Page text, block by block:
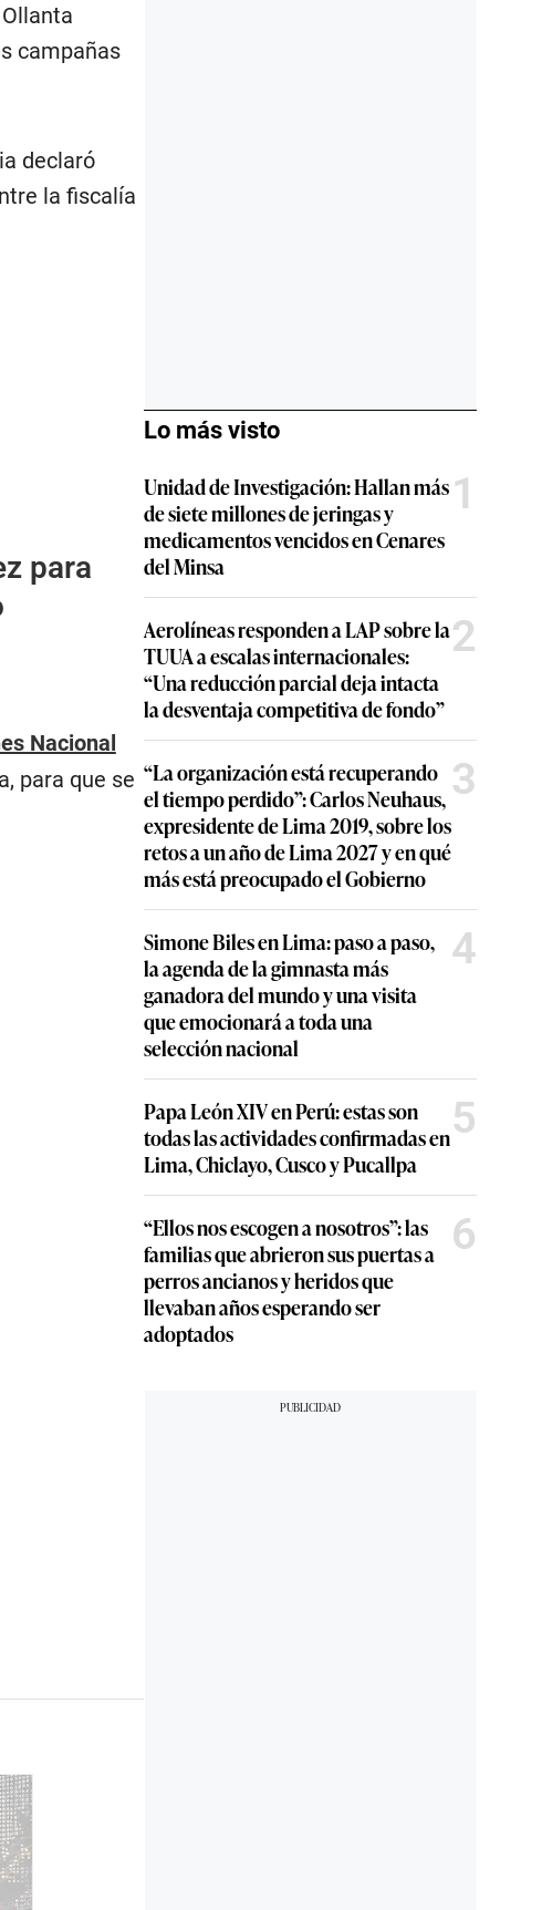
campañas
declaró
la fiscalía
para
Nacional
para que se
Lo más visto
Unidad de Investigación: Hallan más
de siete millones de jeringas y
medicamentos vencidos en Cenares
del Minsa
1
Aerolíneas responden a LAP sobre la
TUUA a escalas internacionales:
“Una reducción parcial deja intacta
la desventaja competitiva de fondo”
2
“La organización está recuperando
el tiempo perdido”: Carlos Neuhaus,
expresidente de Lima 2019, sobre los
retos a un año de Lima 2027 y en qué
más está preocupado el Gobierno
3
Simone Biles en Lima: paso a paso,
la agenda de la gimnasta más
ganadora del mundo y una visita
que emocionará a toda una
selección nacional
4
Papa León XIV en Perú: estas son
todas las actividades confirmadas en
Lima, Chiclayo, Cusco y Pucallpa
5
“Ellos nos escogen a nosotros”: las
familias que abrieron sus puertas a
perros ancianos y heridos que
llevaban años esperando ser
adoptados
6